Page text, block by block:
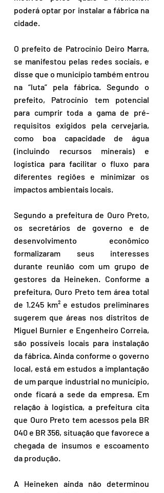
poderá optar por instalar a fábrica na
cidade.
O prefeito de Patrocínio Deiro Marra,
se manifestou pelas redes sociais, e
disse que o município também entrou
na “luta” pela fábrica. Segundo o
prefeito, Patrocínio tem potencial
para cumprir toda a gama de pré-
requisitos exigidos pela cervejaria,
como boa capacidade de água
(incluindo recursos minerais) e
logística para facilitar o fluxo para
diferentes regiões e minimizar os
impactos ambientais locais.
Segundo a prefeitura de Ouro Preto,
os secretários de governo e de
desenvolvimento econômico
formalizaram seus interesses
durante reunião com um grupo de
gestores da Heineken. Conforme a
prefeitura, Ouro Preto tem área total
de 1.245 km² e estudos preliminares
sugerem que áreas nos distritos de
Miguel Burnier e Engenheiro Correia,
são possíveis locais para instalação
da fábrica. Ainda conforme o governo
local, está em estudos a implantação
de um parque industrial no município,
onde ficará a sede da empresa. Em
relação à logística, a prefeitura cita
que Ouro Preto tem acessos pela BR
040 e BR 356, situação que favorece a
chegada de insumos e escoamento
da produção.
A Heineken ainda não determinou